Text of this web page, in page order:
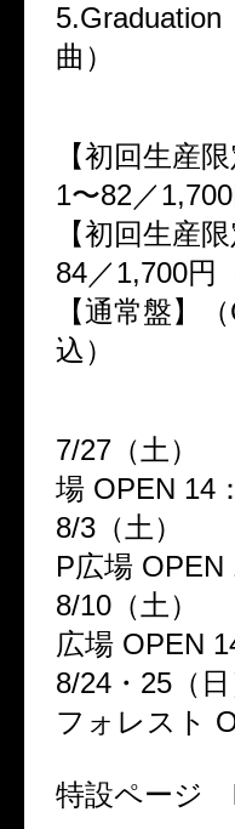
曲）
【初回生産
1〜82／1,700
【初回生産
84／1,700円
【通常盤】
込）
7/27（土）
場 OPEN 14
8/3（土）
P広場 OPEN
8/10（土）
広場 OPEN
8/24・25（
フォレスト
特設ページ